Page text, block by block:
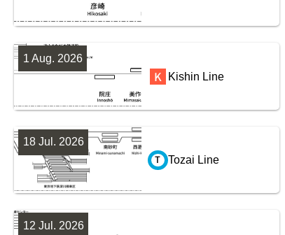
Kishin Line
1 Aug. 2026
Tozai Line
18 Jul. 2026
12 Jul. 2026